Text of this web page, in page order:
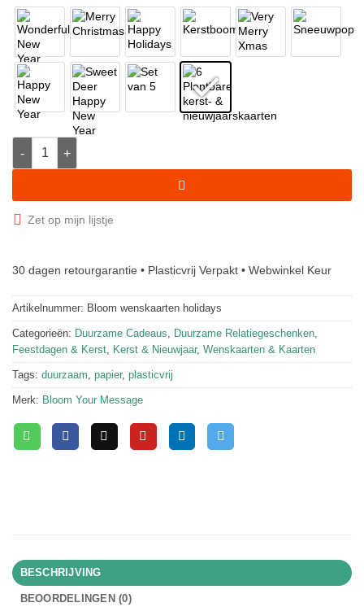
BLOOM - Plantbare Kerstkaarten aantal
Zet op mijn lijstje
30 dagen retourgarantie • Plasticvrij Verpakt • Webwinkel Keur
Artikelnummer: Bloom wenskaarten holidays
Categorieën: Duurzame Cadeaus Duurzame Relatiegeschenken
Feestdagen & Kerst Kerst & Nieuwjaar, Wenskaarten & Kaarten
Tags: duurzaam papier, plasticvrij
Merk: Bloom Your Message
BESCHRIJVING
BEOORDELINGEN (0)